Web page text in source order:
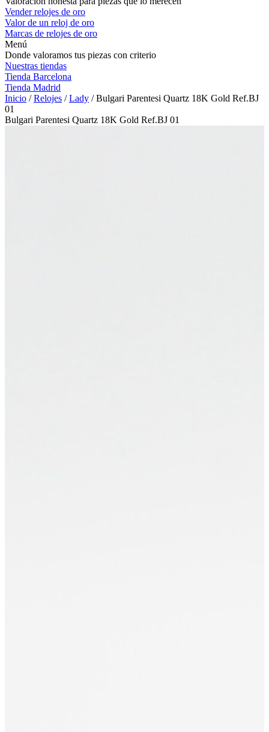
Vender relojes de oro
Valor de un reloj de oro
Marcas de relojes de oro
Menú
Donde valoramos tus piezas con criterio
Nuestras tiendas
Tienda Barcelona
Tienda Madrid
Inicio /Relojes /Lady / Bulgari Parentesi Quartz 18K Gold Ref.BJ
01
Bulgari Parentesi Quartz 18K Gold Ref.BJ 01